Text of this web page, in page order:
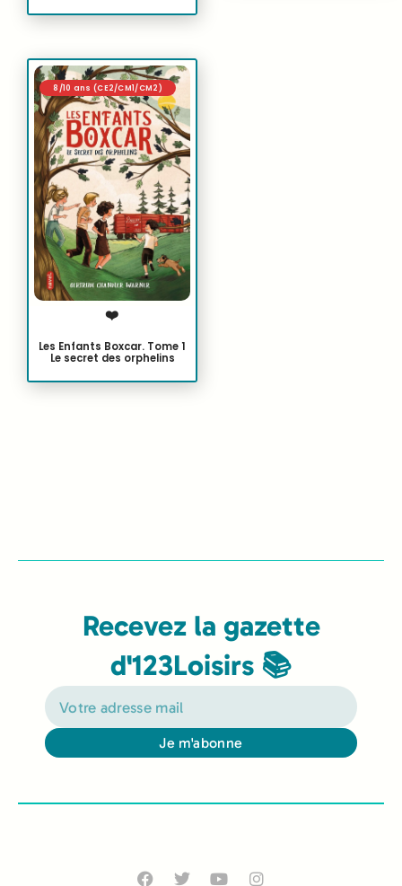
8/10 ans (CE2/CM1/CM2)
❤️
Les Enfants Boxcar. Tome 1
Le secret des orphelins
Recevez la gazette
d'123Loisirs 📚
Je m'abonne